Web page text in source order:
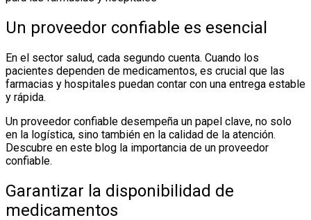
Un proveedor confiable es esencial
En el sector salud, cada segundo cuenta. Cuando los
pacientes dependen de medicamentos, es crucial que las
farmacias y hospitales puedan contar con una entrega estable
y rápida.
Un proveedor confiable desempeña un papel clave, no solo
en la logística, sino también en la calidad de la atención.
Descubre en este blog la importancia de un proveedor
confiable.
Garantizar la disponibilidad de
medicamentos